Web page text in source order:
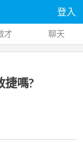
登入
才 聊天
捷嗎?